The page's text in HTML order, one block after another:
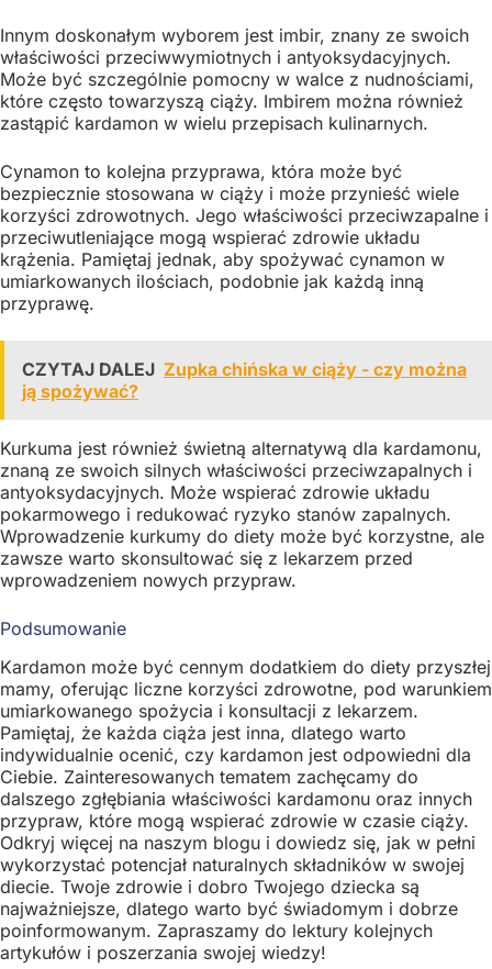
Innym doskonałym wyborem jest imbir, znany ze swoich
właściwości przeciwwymiotnych i antyoksydacyjnych.
Może być szczególnie pomocny w walce z nudnościami,
które często towarzyszą ciąży. Imbirem można również
zastąpić kardamon w wielu przepisach kulinarnych.
Cynamon to kolejna przyprawa, która może być
bezpiecznie stosowana w ciąży i może przynieść wiele
korzyści zdrowotnych. Jego właściwości przeciwzapalne i
przeciwutleniające mogą wspierać zdrowie układu
krążenia. Pamiętaj jednak, aby spożywać cynamon w
umiarkowanych ilościach, podobnie jak każdą inną
przyprawę.
CZYTAJ DALEJ Zupka chińska w ciąży - czy można
ją spożywać?
Kurkuma jest również świetną alternatywą dla kardamonu,
znaną ze swoich silnych właściwości przeciwzapalnych i
antyoksydacyjnych. Może wspierać zdrowie układu
pokarmowego i redukować ryzyko stanów zapalnych.
Wprowadzenie kurkumy do diety może być korzystne, ale
zawsze warto skonsultować się z lekarzem przed
wprowadzeniem nowych przypraw.
Podsumowanie
Kardamon może być cennym dodatkiem do diety przyszłej
mamy, oferując liczne korzyści zdrowotne, pod warunkiem
umiarkowanego spożycia i konsultacji z lekarzem.
Pamiętaj, że każda ciąża jest inna, dlatego warto
indywidualnie ocenić, czy kardamon jest odpowiedni dla
Ciebie. Zainteresowanych tematem zachęcamy do
dalszego zgłębiania właściwości kardamonu oraz innych
przypraw, które mogą wspierać zdrowie w czasie ciąży.
Odkryj więcej na naszym blogu i dowiedz się, jak w pełni
wykorzystać potencjał naturalnych składników w swojej
diecie. Twoje zdrowie i dobro Twojego dziecka są
najważniejsze, dlatego warto być świadomym i dobrze
poinformowanym. Zapraszamy do lektury kolejnych
artykułów i poszerzania swojej wiedzy!